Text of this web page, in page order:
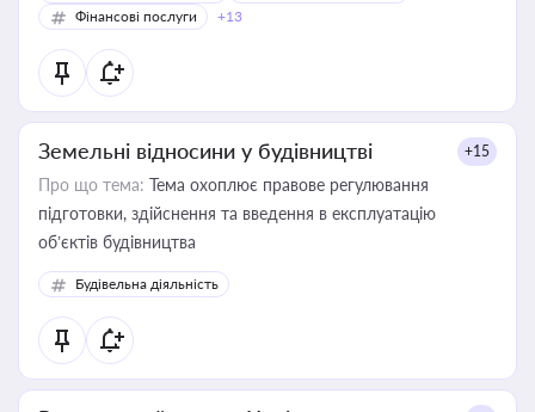
Фінансові послуги
+13
Земельні відносини у будівництві +15
Про що тема: Тема охоплює правове регулювання
підготовки, здійснення та введення в експлуатацію
об’єктів будівництва
Будівельна діяльність